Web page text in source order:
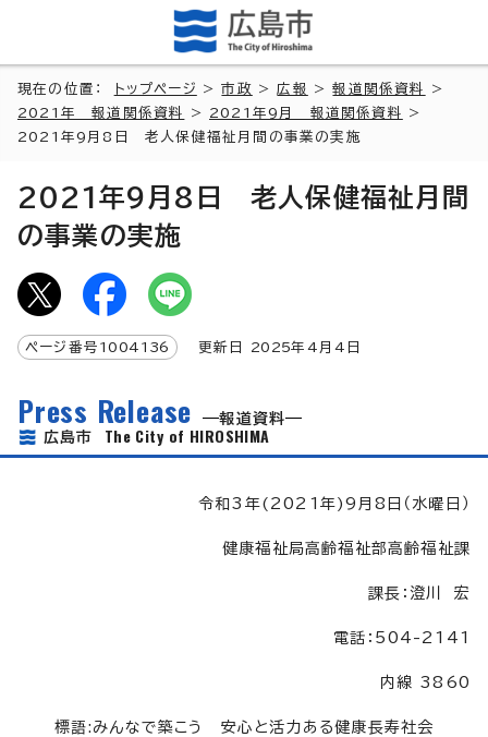
現在の位置： トップページ >市政 >広報 >報道関係資料
>
2021年 報道関係資料
> 2021年9月 報道関係資料
>
2021年9月8日 老人保健福祉月間の事業の実施
2021年9月8日 老人保健福祉月間
の事業の実施
ページ番号 1004136 更新日 2025年4月4日
Press Release
報道資料
広島市 The City of HIROSHIMA
令和3年(2021年)9月8日（水曜日）
健康福祉局高齢福祉部高齢福祉課
課長：澄川 宏
電話：504-2141
内線 3860
標語:みんなで築こう 安心と活力ある健康長寿社会